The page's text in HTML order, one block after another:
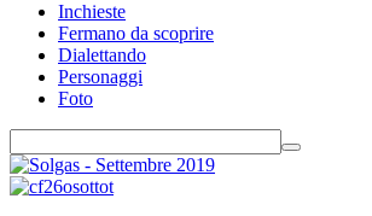
Inchieste
Fermano da scoprire
Dialettando
Personaggi
Foto